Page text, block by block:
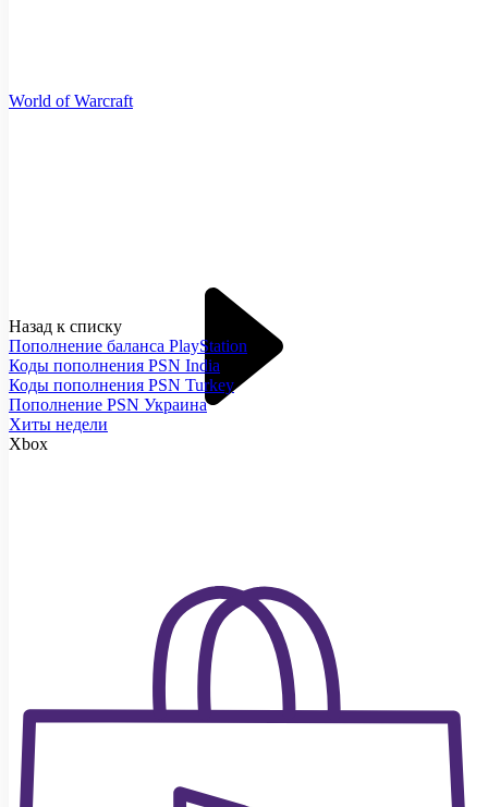
World of Warcraft
Назад к списку
Пополнение баланса PlayStation
Коды пополнения PSN India
Коды пополнения PSN Turkey
Пополнение PSN Украина
Хиты недели
Xbox